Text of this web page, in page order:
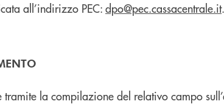
all’indirizzo PEC: dpo@pec.cassacentrale.it.
la compilazione del relativo campo